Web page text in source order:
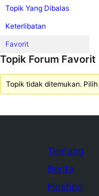
Topik Yang Dibalas
Keterlibatan
Favorit
Topik Forum Favorit
Topik tidak ditemukan.
Tentang
Berita
Hosting